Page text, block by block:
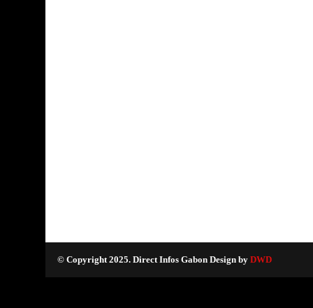
© Copyright 2025. Direct Infos Gabon Design by DWD